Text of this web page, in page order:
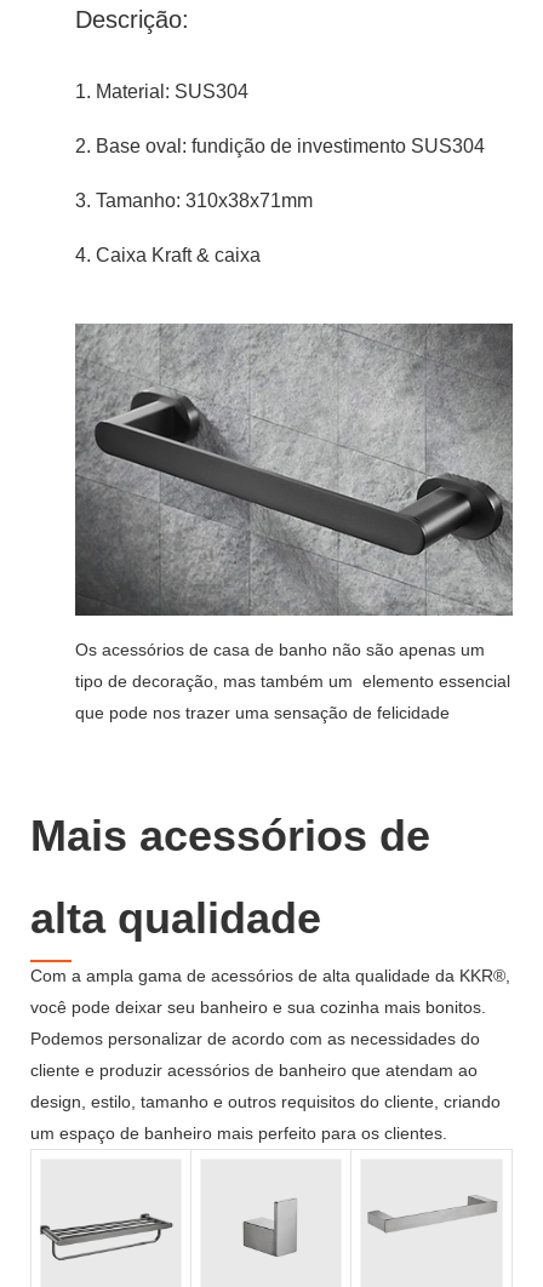
Descrição:
1. Material: SUS304
2. Base oval: fundição de investimento SUS304
3. Tamanho: 310x38x71mm
4. Caixa Kraft & caixa
Os acessórios de casa de banho não são apenas um
tipo de decoração, mas também um elemento essencial
que pode nos trazer uma sensação de felicidade
Mais acessórios de
alta qualidade
Com a ampla gama de acessórios de alta qualidade da KKR®,
você pode deixar seu banheiro e sua cozinha mais bonitos.
Podemos personalizar de acordo com as necessidades do
cliente e produzir acessórios de banheiro que atendam ao
design, estilo, tamanho e outros requisitos do cliente, criando
um espaço de banheiro mais perfeito para os clientes.